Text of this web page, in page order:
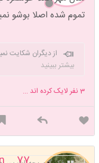
تموم شده اصلا بوشو
از دیگران شکایت
پوشیدن راحت تر از
خام نمیشود
بیشتر ببینید
3نفر لایک کرده اند ...